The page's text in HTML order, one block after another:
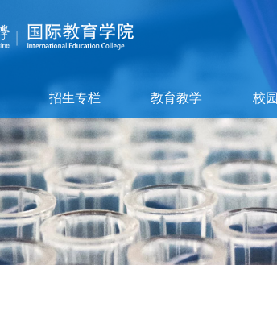
招生专栏 教育教学 校